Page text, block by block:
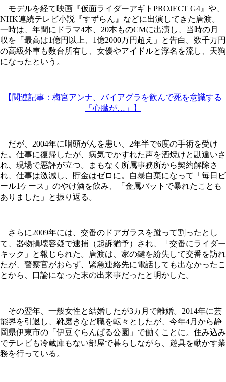
モデルを経て映画『仮面ライダーアギトPROJECT G4』や、
NHK連続テレビ小説『すずらん』などに出演してきた唐渡。
一時は、年間にドラマ4本、20本ものCMに出演し、当時の月
収を「最高は1億円以上、1億2000万円超え」と告白。数千万円
の高級外車も数台所有し、女優やアイドルと浮名を流し、天狗
になったという。
【関連記事：梅宮アンナ、バイアグラを飲んで死を意識する
「心臓が…」】
だが、2004年に咽頭がんを患い、2年半で6度の手術を受け
た。仕事に復帰したが、病気でかすれた声を酒焼けと勘違いさ
れ、現場で悪評が立つ。まもなく所属事務所から契約解除さ
れ、仕事は激減し、貯金はゼロに。自暴自棄になって「毎日ビ
ール1ケース」のやけ酒を飲み、「金属バットで暴れたことも
ありました」と振り返る。
さらに2009年には、交番のドアガラスを蹴って割ったとし
て、器物損壊容疑で逮捕（起訴猶予）され、「交番にライダー
キック」と報じられた。唐渡は、家の鍵を紛失して交番を訪れ
たが、警察官がおらず、緊急連絡先に電話しても出なかったこ
とから、口論になった末の出来事だったと明かした。
その翌年、一般女性と結婚したが3カ月で離婚。2014年に芸
能界を引退し、靴磨きなど職を転々としたが、今年4月から静
岡県伊東市の「伊豆ぐらんぱる公園」で働くことに。住み込み
でテレビも冷蔵庫もない部屋で暮らしながら、遊具を動かす業
務を行っている。